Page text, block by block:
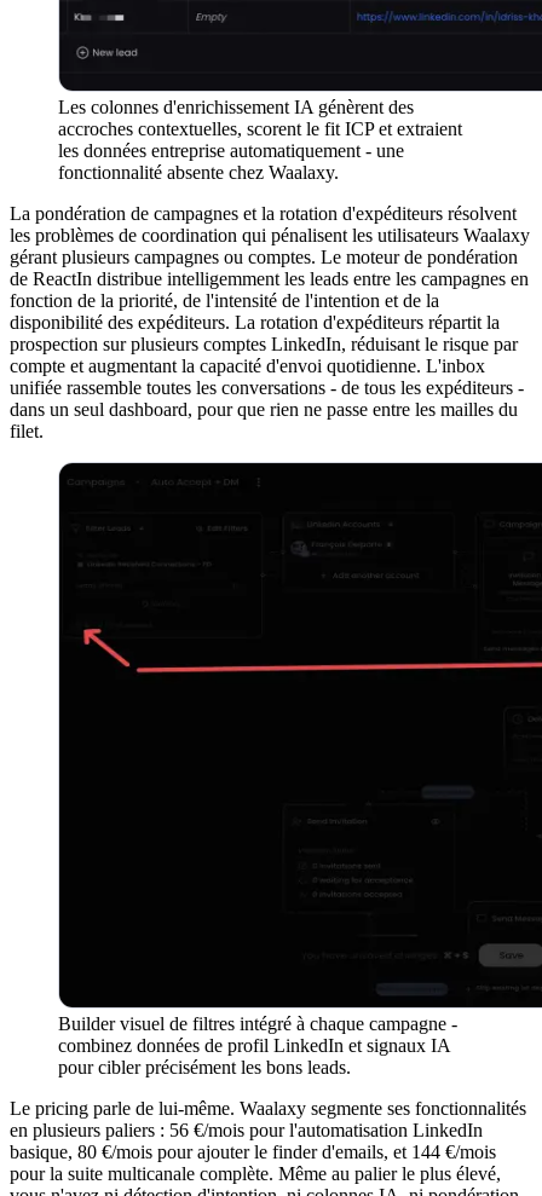
Les colonnes d'enrichissement IA génèrent des
accroches contextuelles, scorent le fit ICP et extraient
les données entreprise automatiquement - une
fonctionnalité absente chez Waalaxy.
La pondération de campagnes et la rotation d'expéditeurs résolvent
les problèmes de coordination qui pénalisent les utilisateurs Waalaxy
gérant plusieurs campagnes ou comptes. Le moteur de pondération
de ReactIn distribue intelligemment les leads entre les campagnes en
fonction de la priorité, de l'intensité de l'intention et de la
disponibilité des expéditeurs. La rotation d'expéditeurs répartit la
prospection sur plusieurs comptes LinkedIn, réduisant le risque par
compte et augmentant la capacité d'envoi quotidienne. L'inbox
unifiée rassemble toutes les conversations - de tous les expéditeurs -
dans un seul dashboard, pour que rien ne passe entre les mailles du
filet.
Builder visuel de filtres intégré à chaque campagne -
combinez données de profil LinkedIn et signaux IA
pour cibler précisément les bons leads.
Le pricing parle de lui-même. Waalaxy segmente ses fonctionnalités
en plusieurs paliers : 56 €/mois pour l'automatisation LinkedIn
basique, 80 €/mois pour ajouter le finder d'emails, et 144 €/mois
pour la suite multicanale complète. Même au palier le plus élevé,